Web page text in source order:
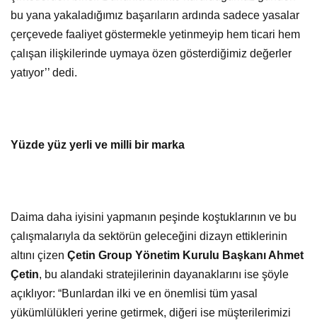
bu yana yakaladığımız başarıların ardında sadece yasalar
çerçevede faaliyet göstermekle yetinmeyip hem ticari hem
çalışan ilişkilerinde uymaya özen gösterdiğimiz değerler
yatıyor’’ dedi.
Yüzde yüz yerli ve milli bir marka
Daima daha iyisini yapmanın peşinde koştuklarının ve bu
çalışmalarıyla da sektörün geleceğini dizayn ettiklerinin
altını çizenÇetin Group Yönetim Kurulu Başkanı Ahmet
Çetin, bu alandaki stratejilerinin dayanaklarını ise şöyle
açıklıyor: “Bunlardan ilki ve en önemlisi tüm yasal
yükümlülükleri yerine getirmek, diğeri ise müşterilerimizi